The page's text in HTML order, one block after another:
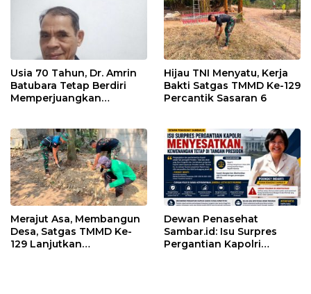
Usia 70 Tahun, Dr. Amrin
Batubara Tetap Berdiri
Memperjuangkan
Hijau TNI Menyatu, Kerja
Bakti Satgas TMMD Ke-129
Percantik Sasaran 6
Merajut Asa, Membangun
Desa, Satgas TMMD Ke-
129 Lanjutkan
Dewan Penasehat
Sambar.id: Isu Surpres
Pergantian Kapolri